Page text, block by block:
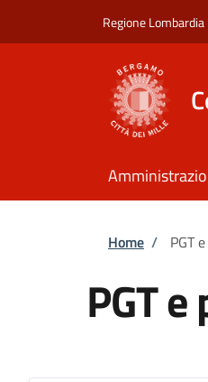
Regione Lombardia
Home / PGT
PGT